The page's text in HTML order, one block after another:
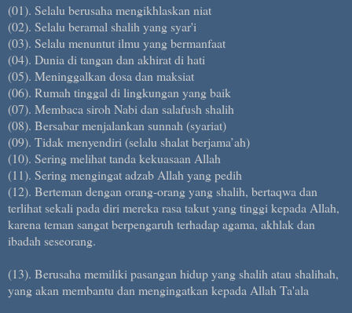
(01). Selalu berusaha mengikhlaskan niat
(02). Selalu beramal shalih yang syar'i
(03). Selalu menuntut ilmu yang bermanfaat
(04). Dunia di tangan dan akhirat di hati
(05). Meninggalkan dosa dan maksiat
(06). Rumah tinggal di lingkungan yang baik
(07). Membaca siroh Nabi dan salafush shalih
(08). Bersabar menjalankan sunnah (syariat)
(09). Tidak menyendiri (selalu shalat berjama’ah)
(10). Sering melihat tanda kekuasaan Allah
(11). Sering mengingat adzab Allah yang pedih
(12). Berteman dengan orang-orang yang shalih, bertaqwa dan
terlihat sekali pada diri mereka rasa takut yang tinggi kepada Allah,
karena teman sangat berpengaruh terhadap agama, akhlak dan
ibadah seseorang.
(13). Berusaha memiliki pasangan hidup yang shalih atau shalihah,
yang akan membantu dan mengingatkan kepada Allah Ta'ala